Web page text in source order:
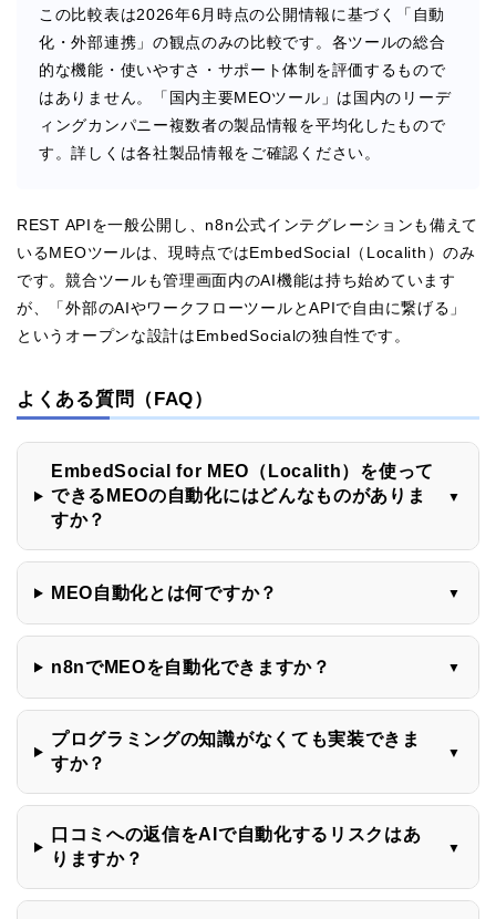
この比較表は2026年6月時点の公開情報に基づく「自動
化・外部連携」の観点のみの比較です。各ツールの総合
的な機能・使いやすさ・サポート体制を評価するもので
はありません。「国内主要MEOツール」は国内のリーデ
ィングカンパニー複数者の製品情報を平均化したもので
す。詳しくは各社製品情報をご確認ください。
REST APIを一般公開し、n8n公式インテグレーションも備えて
いるMEOツールは、現時点ではEmbedSocial（Localith）のみ
です。競合ツールも管理画面内のAI機能は持ち始めています
が、「外部のAIやワークフローツールとAPIで自由に繋げる」
というオープンな設計はEmbedSocialの独自性です。
よくある質問（FAQ）
EmbedSocial for MEO（Localith）を使って
できるMEOの自動化にはどんなものがありま
すか？
▼
MEO自動化とは何ですか？ ▼
n8nでMEOを自動化できますか？ ▼
プログラミングの知識がなくても実装できま
すか？
▼
口コミへの返信をAIで自動化するリスクはあ
りますか？
▼